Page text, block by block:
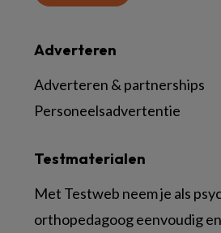
Testmaterialen
Met Testweb neem je als
orthopedagoog eenvoudig
Adverteren
Adverteren & partnerships
Personeelsadvertentie